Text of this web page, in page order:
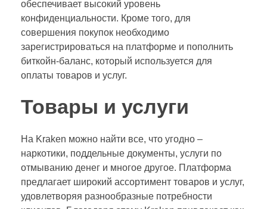
обеспечивает высокий уровень
конфиденциальности. Кроме того, для
совершения покупок необходимо
зарегистрироваться на платформе и пополнить
биткойн-баланс, который используется для
оплаты товаров и услуг.
Товары и услуги
На Kraken можно найти все, что угодно –
наркотики, поддельные документы, услуги по
отмыванию денег и многое другое. Платформа
предлагает широкий ассортимент товаров и услуг,
удовлетворяя разнообразные потребности